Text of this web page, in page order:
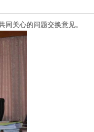
关心的问题交换意见。